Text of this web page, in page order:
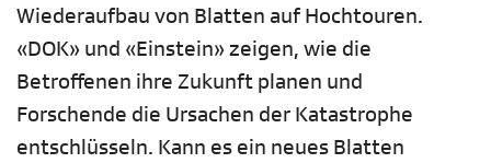
Wiederaufbau von Blatten auf Hochtouren.
«DOK» und «Einstein» zeigen, wie die
Betroffenen ihre Zukunft planen und
Forschende die Ursachen der Katastrophe
entschlüsseln. Kann es ein neues Blatten